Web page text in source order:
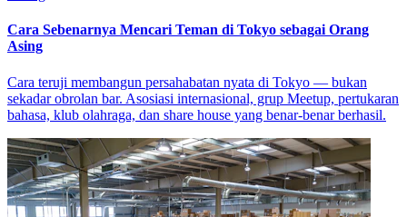
Cara Sebenarnya Mencari Teman di Tokyo sebagai Orang
Asing
Cara teruji membangun persahabatan nyata di Tokyo — bukan
sekadar obrolan bar. Asosiasi internasional, grup Meetup, pertukaran
bahasa, klub olahraga, dan share house yang benar-benar berhasil.